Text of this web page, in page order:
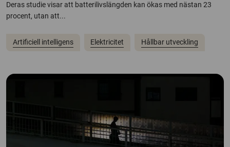
Deras studie visar att batterilivslängden kan ökas med nästan 23
procent, utan att...
Artificiell intelligens Elektricitet Hållbar utveckling